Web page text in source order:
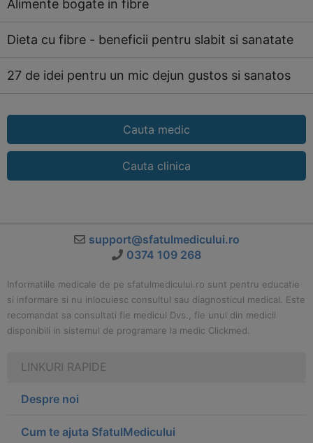
Alimente bogate in fibre
Dieta cu fibre - beneficii pentru slabit si sanatate
27 de idei pentru un mic dejun gustos si sanatos
Cauta medic
Cauta clinica
support@sfatulmedicului.ro
0374 109 268
Informatiile medicale de pe sfatulmedicului.ro sunt pentru educatie
si informare si nu inlocuiesc consultul sau diagnosticul medical. Este
recomandat sa consultati fie medicul Dvs., fie unul din medicii
disponibili in sistemul de programare la medic Clickmed.
LINKURI RAPIDE
Despre noi
Cum te ajuta SfatulMedicului